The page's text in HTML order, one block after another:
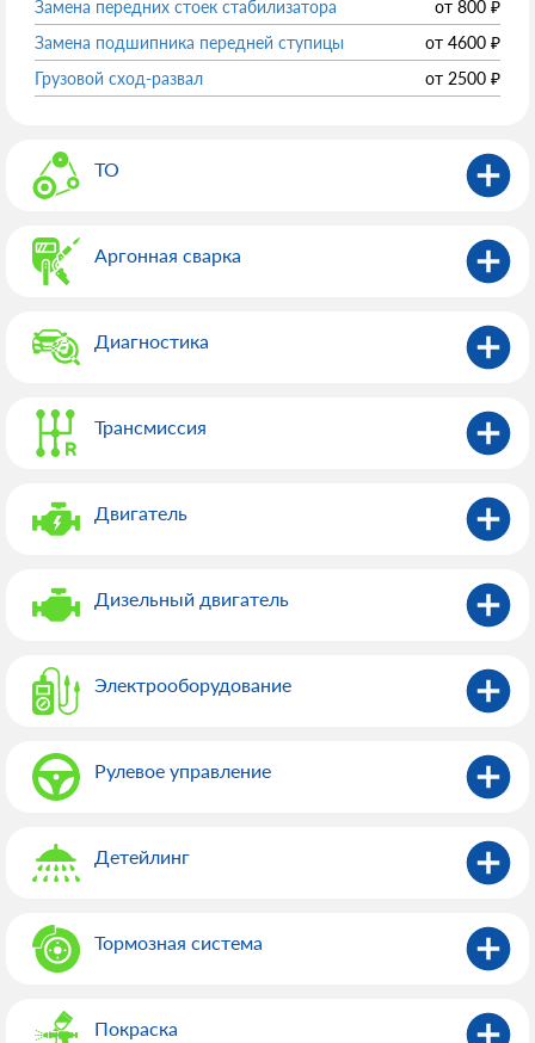
Замена передних стоек стабилизатора от 800 ₽
Замена подшипника передней ступицы
от 4600 ₽
Грузовой сход-развал
от 2500 ₽
ТО
Аргонная сварка
Диагностика
Трансмиссия
Двигатель
Дизельный двигатель
Электрооборудованиe
Рулевое управление
Детейлинг
Тормозная система
Покраска